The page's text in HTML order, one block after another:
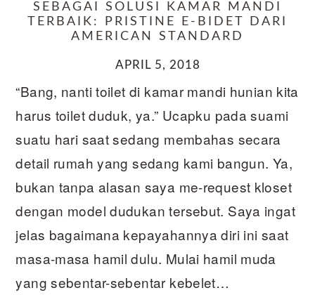
SEBAGAI SOLUSI KAMAR MANDI
TERBAIK: PRISTINE E-BIDET DARI
AMERICAN STANDARD
APRIL 5, 2018
“Bang, nanti toilet di kamar mandi hunian kita
harus toilet duduk, ya.” Ucapku pada suami
suatu hari saat sedang membahas secara
detail rumah yang sedang kami bangun. Ya,
bukan tanpa alasan saya me-request kloset
dengan model dudukan tersebut. Saya ingat
jelas bagaimana kepayahannya diri ini saat
masa-masa hamil dulu. Mulai hamil muda
yang sebentar-sebentar kebelet…